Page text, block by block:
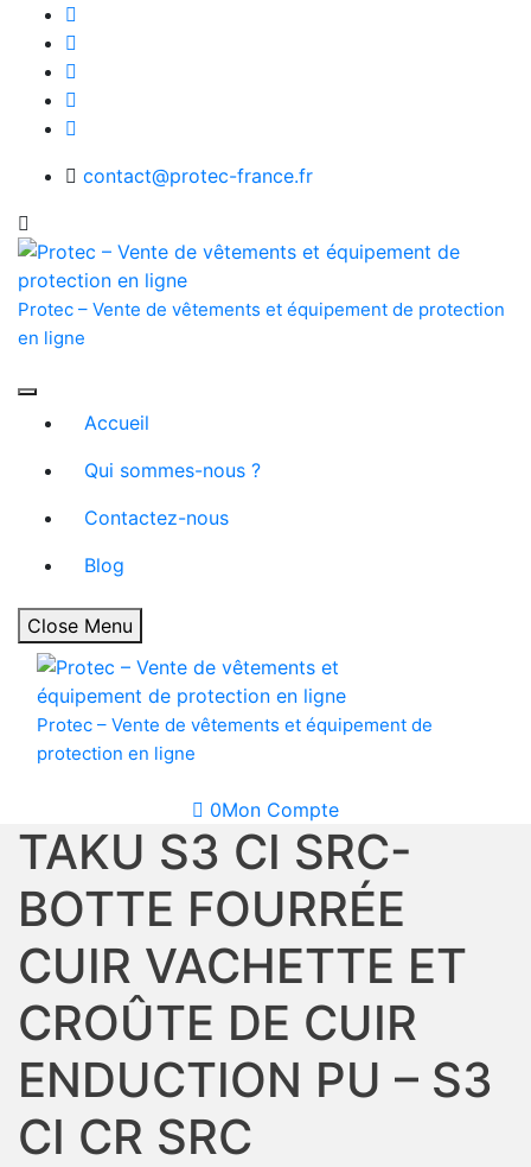
content
contact@protec-france.fr
Protec – Vente de vêtements et équipement de protection
en ligne
Accueil
Qui sommes-nous ?
Contactez-nous
Blog
Close Menu
Protec – Vente de vêtements et équipement de
protection en ligne
0Mon Compte
TAKU S3 CI SRC-
BOTTE FOURRÉE
CUIR VACHETTE ET
CROÛTE DE CUIR
ENDUCTION PU – S3
CI CR SRC